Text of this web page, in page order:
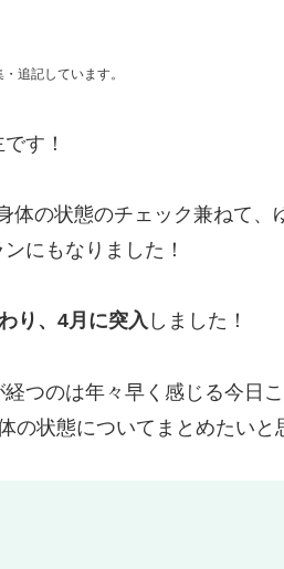
追記しています。
す！
体の状態のチェック兼ねて、
にもなりました！
り、4月に突入 しました！
つのは年々早く感じる今日
の状態についてまとめたいと